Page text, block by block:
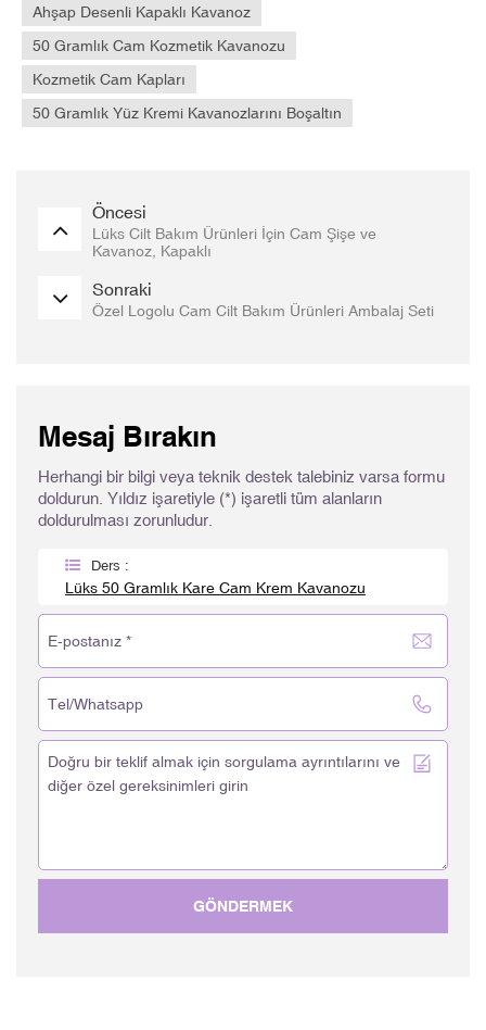
Ahşap Desenli Kapaklı Kavanoz
50 Gramlık Cam Kozmetik Kavanozu
Kozmetik Cam Kapları
50 Gramlık Yüz Kremi Kavanozlarını Boşaltın
Öncesi
Lüks Cilt Bakım Ürünleri İçin Cam Şişe ve
Kavanoz, Kapaklı
Sonraki
Özel Logolu Cam Cilt Bakım Ürünleri Ambalaj Seti
Mesaj Bırakın
Herhangi bir bilgi veya teknik destek talebiniz varsa formu
doldurun. Yıldız işaretiyle (*) işaretli tüm alanların
doldurulması zorunludur.
Ders :
Lüks 50 Gramlık Kare Cam Krem Kavanozu
GÖNDERMEK